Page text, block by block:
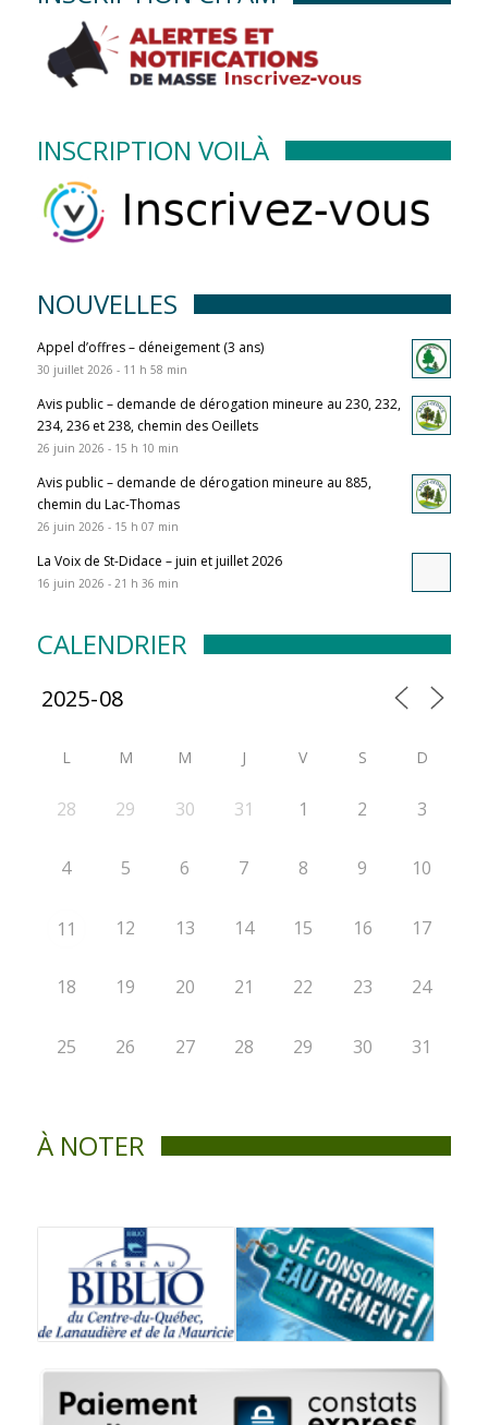
INSCRIPTION VOILÀ
NOUVELLES
Appel d’offres – déneigement (3 ans)
30 juillet 2026 - 11 h 58 min
Avis public – demande de dérogation mineure au 230, 232,
234, 236 et 238, chemin des Oeillets
26 juin 2026 - 15 h 10 min
Avis public – demande de dérogation mineure au 885,
chemin du Lac-Thomas
26 juin 2026 - 15 h 07 min
La Voix de St-Didace – juin et juillet 2026
16 juin 2026 - 21 h 36 min
CALENDRIER
L M M J V S D
28 29 30 31 1 2 3
4 5 6 7 8 9 10
11 12 13 14 15 16 17
18 19 20 21 22 23 24
25 26 27 28 29 30 31
À NOTER